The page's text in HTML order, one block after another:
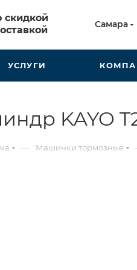
скидкой
Самара
УСЛУГИ
KAYO
— Машинки тормозные